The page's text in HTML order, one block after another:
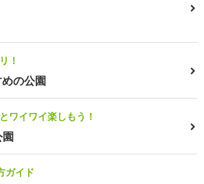
！
の公園
ワイワイ楽しもう！
園
ガイド